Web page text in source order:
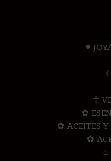
♥
☥
✿
✿ ACEITES
✿
♨